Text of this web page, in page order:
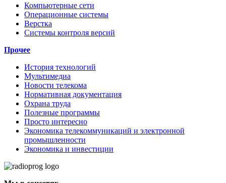
Компьютерные сети
Операционные системы
Верстка
Системы контроля версий
Прочее
История технологий
Мультимедиа
Новости телекома
Нормативная документация
Охрана труда
Полезные программы
Просто интересно
Экономика телекоммуникаций и электронной
промышленности
Экономика и инвестиции